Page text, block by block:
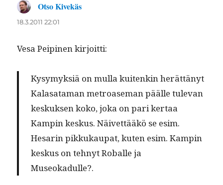
Otso Kivekäs
18.3.2011 22:01
Vesa Peip­inen kirjoitti:
Kysymyk­siä on mul­la kuitenkin herät­tänyt
Kalasa­ta­man metroase­man päälle tule­van
keskuk­sen koko, joka on pari ker­taa
Kampin keskus. Näivet­tääkö se esim.
Hesarin pikkukau­pat, kuten esim. Kampin
keskus on tehnyt Roballe ja
Museokadulle?.